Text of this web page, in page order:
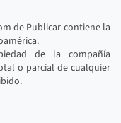
de Publicar contiene la
de la compañía
o parcial de cualquier